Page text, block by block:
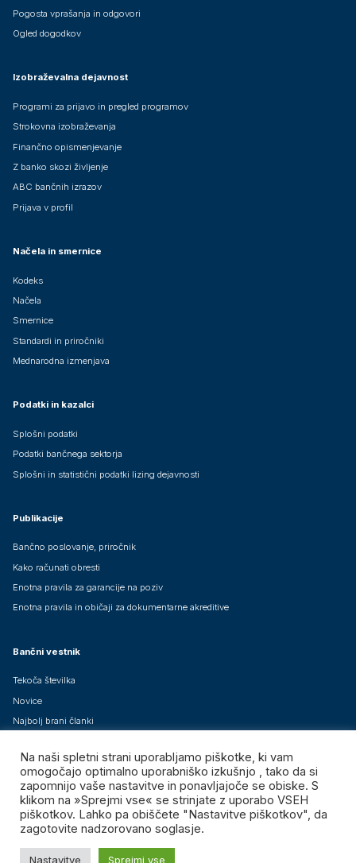
Pogosta vprašanja in odgovori
Ogled dogodkov
Izobraževalna dejavnost
Programi za prijavo in pregled programov
Strokovna izobraževanja
Finančno opismenjevanje
Z banko skozi življenje
ABC bančnih izrazov
Prijava v profil
Načela in smernice
Kodeks
Načela
Smernice
Standardi in priročniki
Mednarodna izmenjava
Podatki in kazalci
Splošni podatki
Podatki bančnega sektorja
Splošni in statistični podatki lizing dejavnosti
Publikacije
Bančno poslovanje, priročnik
Kako računati obresti
Enotna pravila za garancije na poziv
Enotna pravila in običaji za dokumentarne akreditive
Bančni vestnik
Tekoča številka
Novice
Najbolj brani članki
Brezplačne mednarodne izdaje
Združenje bank Slovenije – GIZ, vse pravice pridržane.
Na naši spletni strani uporabljamo piškotke, ki vam
omogočajo optimalno uporabniško izkušnjo , tako da si
zapomnijo vaše nastavitve in ponavljajoče se obiske. S
klikom na »Sprejmi vse« se strinjate z uporabo VSEH
piškotkov. Lahko pa obiščete "Nastavitve piškotkov", da
zagotovite nadzorovano soglasje.
Nastavitve Sprejmi vse